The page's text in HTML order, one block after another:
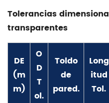
Tolerancias
transparentes
DE
(m
m)
O
D
T
ol.
Toldo
de
pared.
Long
itud
Tol.